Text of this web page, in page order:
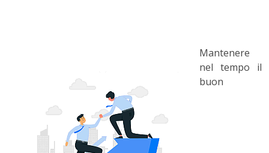
Mantenere
nel tempo il
buon